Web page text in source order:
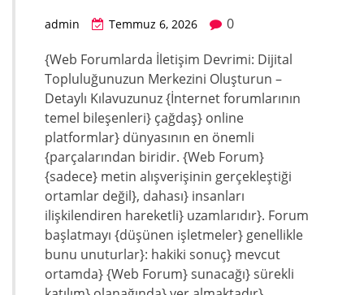
admin Temmuz 6, 2026
0
{Web Forumlarda İletişim Devrimi: Dijital
Topluluğunuzun Merkezini Oluşturun –
Detaylı Kılavuzunuz {İnternet forumlarının
temel bileşenleri} çağdaş} online
platformlar} dünyasının en önemli
{parçalarından biridir. {Web Forum}
{sadece} metin alışverişinin gerçekleştiği
ortamlar değil}, dahası} insanları
ilişkilendiren hareketli} uzamlarıdır}. Forum
başlatmayı {düşünen işletmeler} genellikle
bunu unuturlar}: hakiki sonuç} mevcut
ortamda} {Web Forum} sunacağı} sürekli